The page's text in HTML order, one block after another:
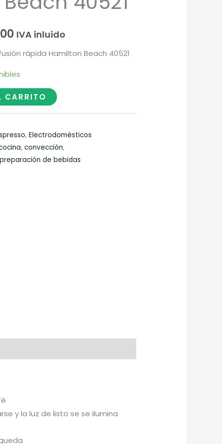
IVA inluido
rápida Hamilton Beach 40521
CARRITO
, Electrodomésticos
, convección,
preparación de bebidas
y la luz de listo se se ilumina